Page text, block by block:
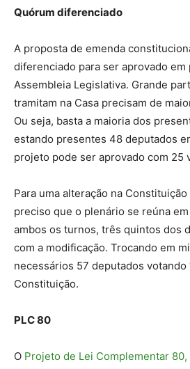
Quórum diferenciado
A proposta de emenda
diferenciado para ser aprovado em
Assembleia Legislativa. Grande
tramitam na Casa precisam de
Ou seja, basta a maioria dos
estando presentes 48 deputados
projeto pode ser aprovado com 25
Para uma alteração na
preciso que o plenário se reúna
ambos os turnos, três quintos dos
com a modificação. Trocando em
necessários 57 deputados votando
Constituição.
PLC 80
O Projeto de Lei Complementar 80,